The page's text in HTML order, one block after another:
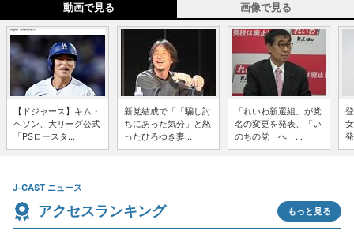
動画で見る 画像で見る
【ドジャース】キム・
ヘソン、大リーグ公式
「PSロースタ...
新党結成で「「騙し討
ちにあった気分」と怒
ったひろゆき妻...
「れいわ新選組」が党
名の変更を発表、「い
のちの党」へ ...
J-CAST ニュース
アクセスランキング もっと見る